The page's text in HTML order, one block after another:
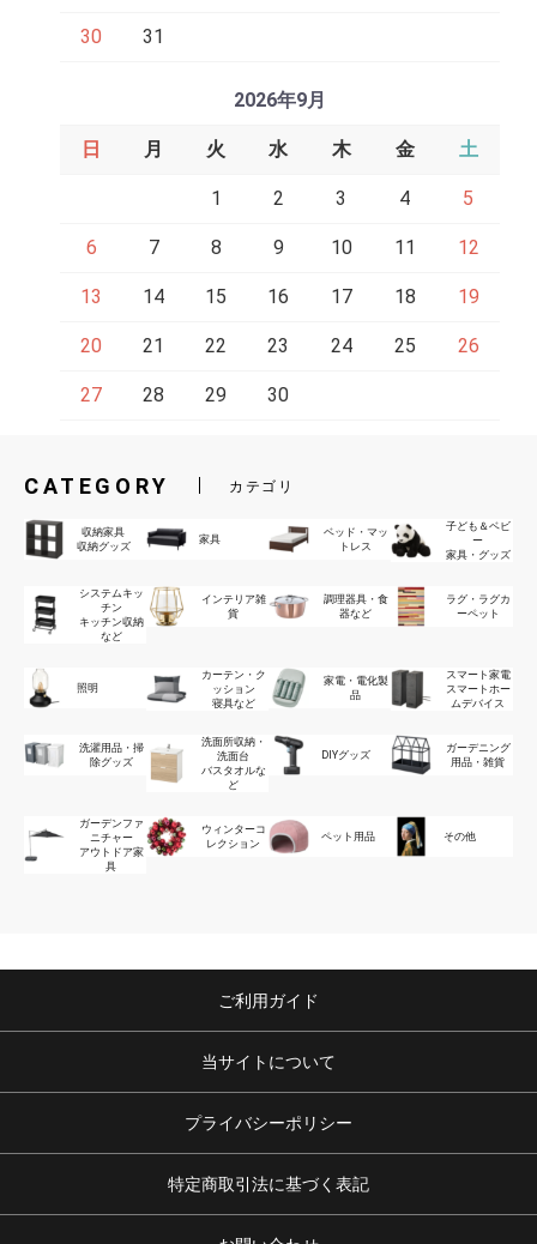
30 31
2026年9月
日 月 火 水 木 金 土
1 2 3 4 5
6 7 8 9 10 11 12
13 14 15 16 17 18 19
20 21 22 23 24 25 26
27 28 29 30
CATEGORY カテゴリ
収納家具
収納グッズ
家具
ベッド・マッ
トレス
子ども＆ベビ
ー
家具・グッズ
システムキッ
チン
キッチン収納
など
インテリア雑
貨
調理器具・食
器など
ラグ・ラグカ
ーペット
照明
カーテン・ク
ッション
寝具など
家電・電化製
品
スマート家電
スマートホー
ムデバイス
洗濯用品・掃
除グッズ
洗面所収納・
洗面台
バスタオルな
ど
DIYグッズ
ガーデニング
用品・雑貨
ガーデンファ
ニチャー
アウトドア家
具
ウィンターコ
レクション
ペット用品 その他
ご利用ガイド
当サイトについて
プライバシーポリシー
特定商取引法に基づく表記